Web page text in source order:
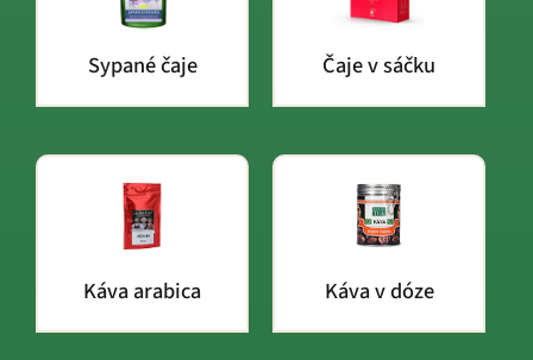
Sypané čaje Čaje v sáčku
Káva arabica Káva v dóze